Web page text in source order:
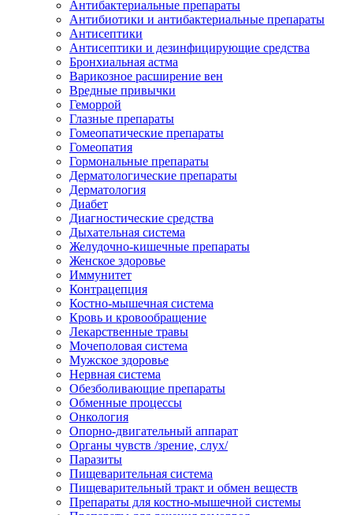
Антибактериальные препараты
Антибиотики и антибактериальные препараты
Антисептики
Антисептики и дезинфицирующие средства
Бронхиальная астма
Варикозное расширение вен
Вредные привычки
Геморрой
Глазные препараты
Гомеопатические препараты
Гомеопатия
Гормональные препараты
Дерматологические препараты
Дерматология
Диабет
Диагностические средства
Дыхательная система
Желудочно-кишечные препараты
Женское здоровье
Иммунитет
Контрацепция
Костно-мышечная система
Кровь и кровообращение
Лекарственные травы
Мочеполовая система
Мужское здоровье
Нервная система
Обезболивающие препараты
Обменные процессы
Онкология
Опорно-двигательный аппарат
Органы чувств /зрение, слух/
Паразиты
Пищеварительная система
Пищеварительный тракт и обмен веществ
Препараты для костно-мышечной системы